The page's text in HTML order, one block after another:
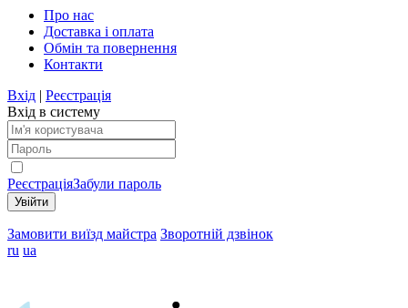
Про нас
Доставка і оплата
Обмін та повернення
Контакти
Вхід | Реєстрація
Вхід в систему
РеєстраціяЗабули пароль
Замовити виїзд майстра Зворотній дзвінок
ru ua